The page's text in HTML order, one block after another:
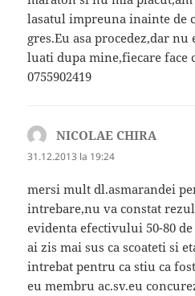
lasatul impreuna inainte de
gres.Eu asa procedez,dar
luati dupa mine,fiecare face
0755902419
NICOLAE CHIRA
31.12.2013 la 19:24
mersi mult dl.asmarandei
intrebare,nu va constat
evidenta efectivului 50-80
ai zis mai sus ca scoateti si
intrebat pentru ca stiu ca
eu membru ac.sv.eu